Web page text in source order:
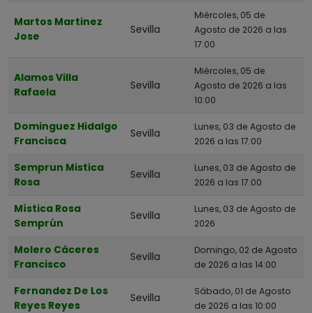
Martos Martinez
Jose
Sevilla
Miércoles, 05 de
Agosto de 2026 a las
17:00
Alamos Villa
Rafaela
Sevilla
Miércoles, 05 de
Agosto de 2026 a las
10:00
Dominguez Hidalgo
Francisca
Sevilla
Lunes, 03 de Agosto de
2026 a las 17:00
Semprun Mistica
Rosa
Sevilla
Lunes, 03 de Agosto de
2026 a las 17:00
Mística Rosa
Semprún
Sevilla
Lunes, 03 de Agosto de
2026
Molero Cáceres
Francisco
Sevilla
Domingo, 02 de Agosto
de 2026 a las 14:00
Fernandez De Los
Reyes Reyes
Sevilla
Sábado, 01 de Agosto
de 2026 a las 10:00